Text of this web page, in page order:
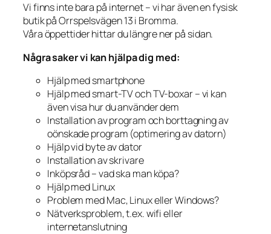
Vi finns inte bara på internet – vi har även en fysisk
butik på Orrspelsvägen 13 i Bromma.
Våra öppettider hittar du längre ner på sidan.
Några saker vi kan hjälpa dig med:
Hjälp med smartphone
Hjälp med smart-TV och TV-boxar – vi kan
även visa hur du använder dem
Installation av program och borttagning av
oönskade program (optimering av datorn)
Hjälp vid byte av dator
Installation av skrivare
Inköpsråd – vad ska man köpa?
Hjälp med Linux
Problem med Mac, Linux eller Windows?
Nätverksproblem, t.ex. wifi eller
internetanslutning